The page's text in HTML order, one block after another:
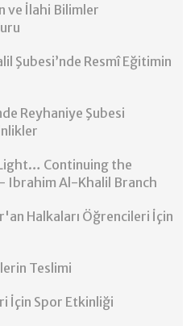
ve İlahi Bilimler
Şubesi’nde Resmî Eğitimin
Reyhaniye Şubesi
Light… Continuing the
Ibrahim Al-Khalil Branch
Halkaları Öğrencileri İçin
Teslimi
İçin Spor Etkinliği